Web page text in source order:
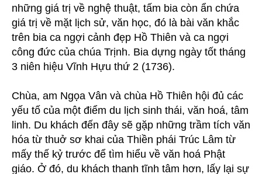
những giá trị về nghệ thuật, tấm bia còn ẩn chứa
giá trị về mặt lịch sử, văn học, đó là bài văn khắc
trên bia ca ngợi cảnh đẹp Hồ Thiên và ca ngợi
công đức của chúa Trịnh. Bia dựng ngày tốt tháng
3 niên hiệu Vĩnh Hựu thứ 2 (1736).
Chùa, am Ngọa Vân và chùa Hồ Thiên hội đủ các
yếu tố của một điểm du lịch sinh thái, văn hoá, tâm
linh. Du khách đến đây sẽ gặp những trầm tích văn
hóa từ thuở sơ khai của Thiền phái Trúc Lâm từ
mấy thế kỷ trước để tìm hiểu về văn hoá Phật
giáo. Ở đó, du khách thanh tĩnh tâm hơn, lấy lại sự